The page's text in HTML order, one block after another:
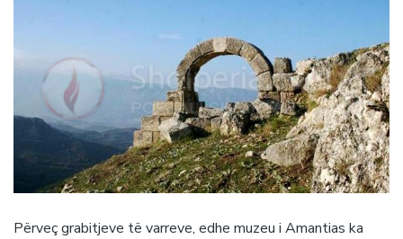
Përveç grabitjeve të varreve, edhe muzeu i Amantias ka